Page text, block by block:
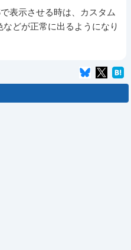
表示させる時は、カスタム
どが正常に出るようになり